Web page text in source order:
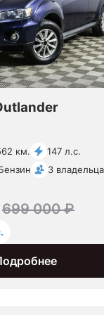
км.
147 л.с.
3 владельца
699 000 ₽